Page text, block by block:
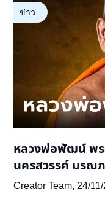
ข่าว
หลวงพ่อพัฒน์ พร
นครสวรรค์ มรณ
Creator Team,24/